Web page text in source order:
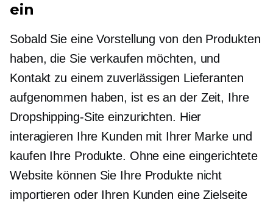
ein
Sobald Sie eine Vorstellung von den Produkten
haben, die Sie verkaufen möchten, und
Kontakt zu einem zuverlässigen Lieferanten
aufgenommen haben, ist es an der Zeit, Ihre
Dropshipping-Site einzurichten. Hier
interagieren Ihre Kunden mit Ihrer Marke und
kaufen Ihre Produkte. Ohne eine eingerichtete
Website können Sie Ihre Produkte nicht
importieren oder Ihren Kunden eine Zielseite